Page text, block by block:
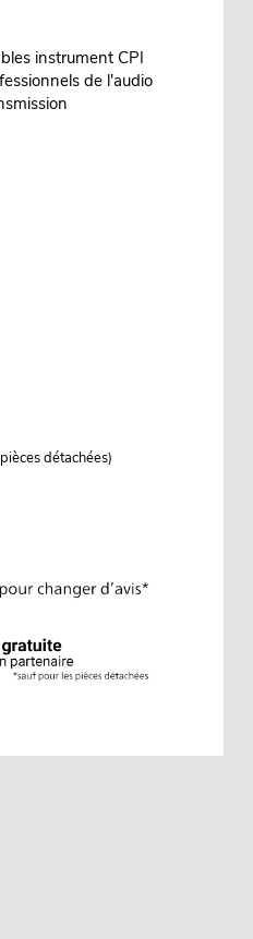
instrument CPI
de l'audio
détachées)